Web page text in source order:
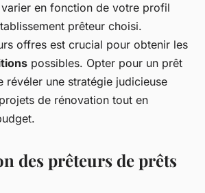
varier en fonction de votre profil
prêteur choisi.
offres est crucial pour obtenir les
possibles. Opter pour un prêt
révéler une stratégie judicieuse
de rénovation tout en
des prêteurs de prêts